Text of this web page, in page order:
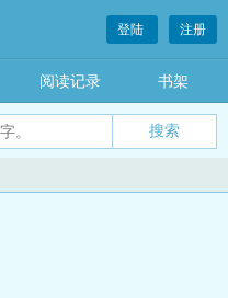
搜索
登陆 注册
阅读记录 书架